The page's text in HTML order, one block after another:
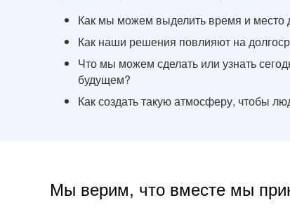
Как мы можем выделить время и место
Как наши решения повлияют на
Что мы можем сделать или узнать
будущем?
Как создать такую атмосферу, чтобы
Мы верим, что вместе мы